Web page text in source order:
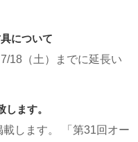
について
18（土）までに延長い
ます。
します。 「第31回オー